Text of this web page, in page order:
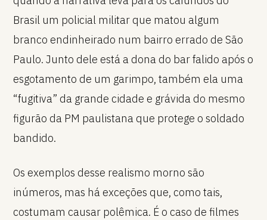
Brasil um policial militar que matou algum
branco endinheirado num bairro errado de São
Paulo. Junto dele está a dona do bar falido após o
esgotamento de um garimpo, também ela uma
“fugitiva” da grande cidade e grávida do mesmo
figurão da PM paulistana que protege o soldado
bandido.
Os exemplos desse realismo morno são
inúmeros, mas há exceções que, como tais,
costumam causar polêmica. É o caso de filmes